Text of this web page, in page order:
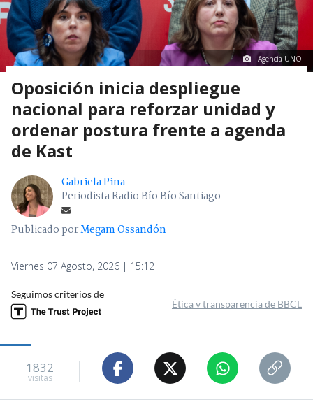
Agencia UNO
Oposición inicia despliegue
nacional para reforzar unidad y
ordenar postura frente a agenda
de Kast
Gabriela Piña
Periodista Radio Bío Bío Santiago
Publicado porMegam Ossandón
Viernes 07 Agosto, 2026 | 15:12
Seguimos criterios de
Ética y transparencia de BBCL
1832
visitas